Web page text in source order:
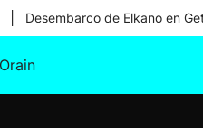
Desembarco de Elkano en